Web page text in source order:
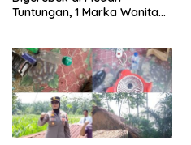
Tuntungan, 1 Marka Wanita